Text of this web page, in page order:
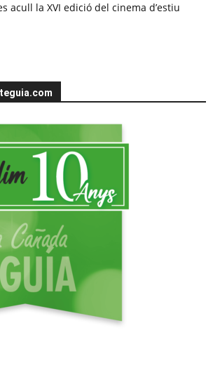
acull la XVI edició del cinema d’estiu